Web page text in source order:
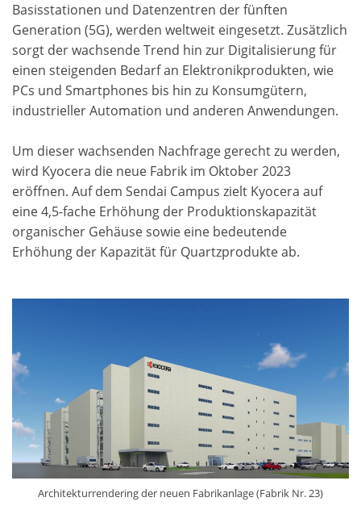
Basisstationen und Datenzentren der fünften
Generation (5G), werden weltweit eingesetzt. Zusätzlich
sorgt der wachsende Trend hin zur Digitalisierung für
einen steigenden Bedarf an Elektronikprodukten, wie
PCs und Smartphones bis hin zu Konsumgütern,
industrieller Automation und anderen Anwendungen.
Um dieser wachsenden Nachfrage gerecht zu werden,
wird Kyocera die neue Fabrik im Oktober 2023
eröffnen. Auf dem Sendai Campus zielt Kyocera auf
eine 4,5-fache Erhöhung der Produktionskapazität
organischer Gehäuse sowie eine bedeutende
Erhöhung der Kapazität für Quartzprodukte ab.
Architekturrendering der neuen Fabrikanlage (Fabrik Nr. 23)